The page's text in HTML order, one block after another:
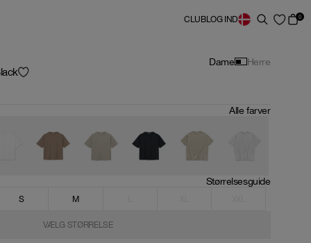
CLUBLOG IND 0
Dame Herre
Alle farver
Størrelsesguide
S M
VÆLG STØRRELSE